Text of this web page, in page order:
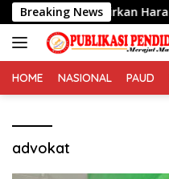
Langsung
ke
konten
Breaking News
Hadirkan Harapan
HOME NASIONAL PAUD
advokat